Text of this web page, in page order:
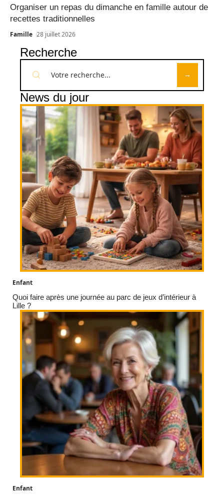
Organiser un repas du dimanche en famille autour de
recettes traditionnelles
Famille 28 juillet 2026
Recherche
News du jour
Enfant
Quoi faire après une journée au parc de jeux d’intérieur à
Lille ?
Enfant